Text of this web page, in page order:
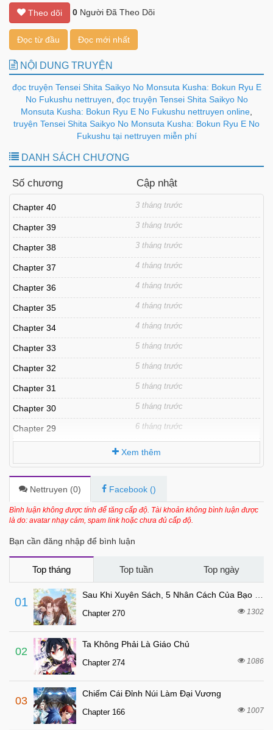
Theo dõi 0 Người Đã Theo Dõi
Đọc từ đầu Đọc mới nhất
NỘI DUNG TRUYỆN
đọc truyện Tensei Shita Saikyo No Monsuta Kusha: Bokun Ryu E
No Fukushu nettruyen đọc truyện Tensei Shita Saikyo No
Monsuta Kusha: Bokun Ryu E No Fukushu nettruyen online
truyện Tensei Shita Saikyo No Monsuta Kusha: Bokun Ryu E No
Fukushu tại nettruyen miễn phí
DANH SÁCH CHƯƠNG
Số chương Cập nhật
Chapter 40 3 tháng trước
Chapter 39 3 tháng trước
Chapter 38 3 tháng trước
Chapter 37 4 tháng trước
Chapter 36 4 tháng trước
Chapter 35 4 tháng trước
Chapter 34 4 tháng trước
Chapter 33 5 tháng trước
Chapter 32 5 tháng trước
Chapter 31 5 tháng trước
Chapter 30 5 tháng trước
Chapter 29 6 tháng trước
Chapter 27 6 tháng trước
Chapter 26 6 tháng trước
Chapter 25 6 tháng trước
6 tháng trước
Chapter 22 6 tháng trước
Chapter 21
Chapter 20
Chapter 19
Chapter 18 6 tháng trước
Chapter 17
Chapter 16
Chapter 15
Xem thêm
Nettruyen (0) Facebook ()
Bình luận không được tính để tăng cấp độ. Tài khoản không bình luận được
là do: avatar nhạy cảm, spam link hoặc chưa đủ cấp độ.
Bạn cần đăng nhập để bình luận
Top tháng Top tuần Top ngày
01
Chapter 270 1302
02
Ta Không Phải Là Giáo Chủ
Chapter 274 1086
03
Chiếm Cái Đỉnh Núi Làm Đại Vương
Chapter 166 1007